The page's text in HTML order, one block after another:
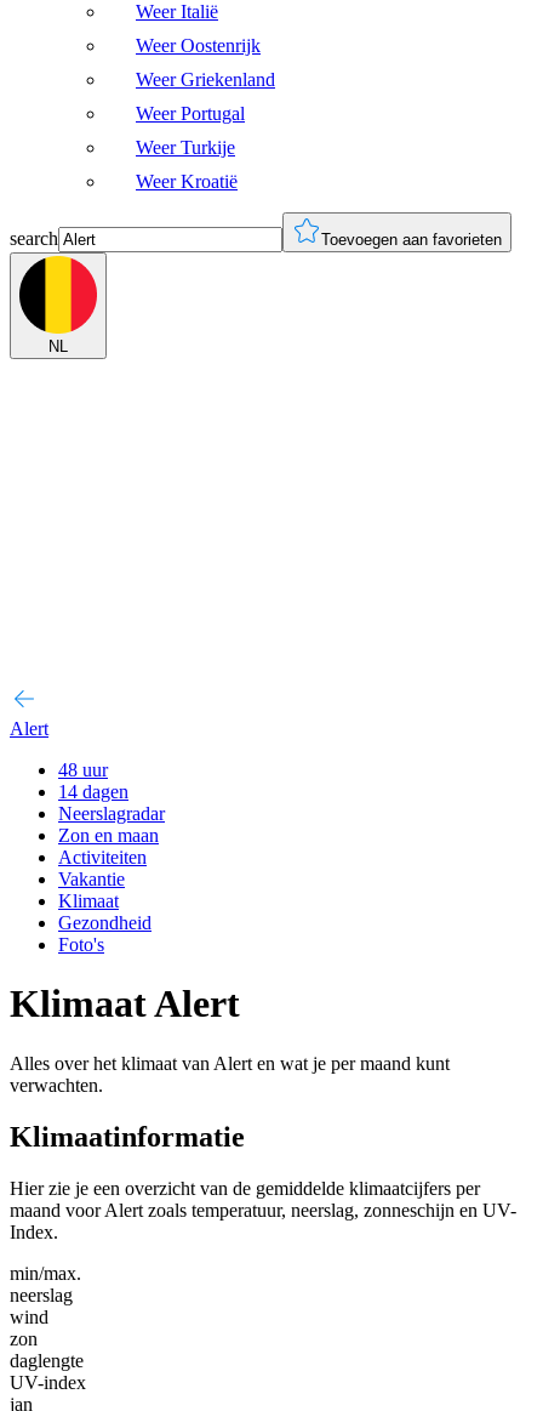
Weer Italië
Weer Oostenrijk
Weer Griekenland
Weer Portugal
Weer Turkije
Weer Kroatië
search Toevoegen aan favorieten
NL
Alert
48 uur
14 dagen
Neerslagradar
Zon en maan
Activiteiten
Vakantie
Klimaat
Gezondheid
Foto's
Klimaat Alert
Alles over het klimaat van Alert en wat je per maand kunt
verwachten.
Klimaatinformatie
Hier zie je een overzicht van de gemiddelde klimaatcijfers per
maand voor Alert zoals temperatuur, neerslag, zonneschijn en UV-
Index.
min/max.
neerslag
wind
zon
daglengte
UV-index
jan